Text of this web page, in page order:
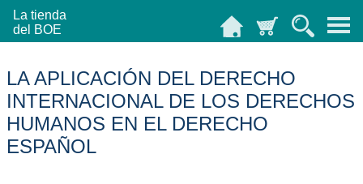
La tienda
del BOE
LA APLICACIÓN DEL DERECHO
INTERNACIONAL DE LOS DERECHOS
HUMANOS EN EL DERECHO
ESPAÑOL